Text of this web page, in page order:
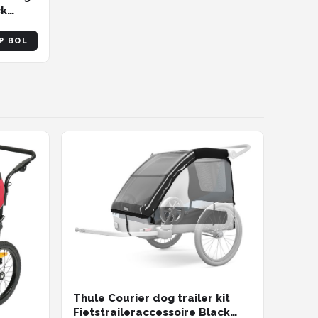
for
BOL
Thule Courier dog trailer kit
Fietstraileraccessoire Black